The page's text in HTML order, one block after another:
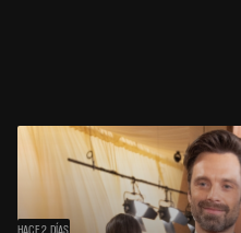
HACE 2 DÍAS